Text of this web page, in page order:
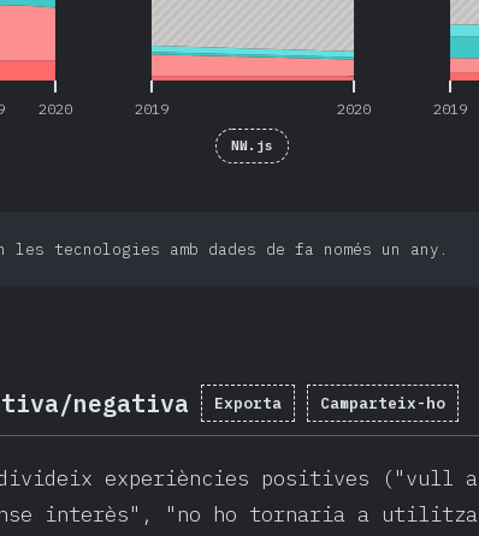
2020 2019 2020
NW.js
2019
tecnologies amb dades de fa només un any.
negativa Exporta Camparteix-ho
experiències positives
interès", "no ho tornaria a